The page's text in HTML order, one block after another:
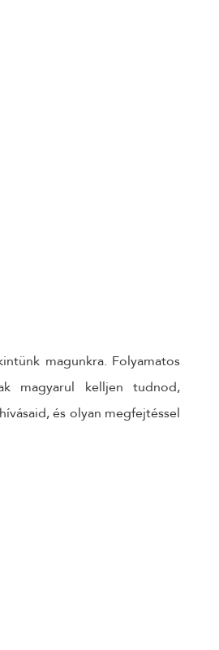
magunkra. Folyamatos
magyarul kelljen tudnod,
és olyan megfejtéssel